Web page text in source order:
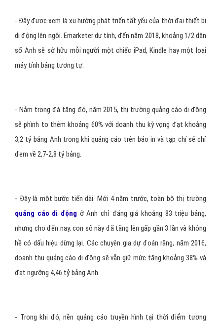
- Đây được xem là xu hướng phát triển tất yếu của thời đại thiết bị
di động lên ngôi. Emarketer dự tính, đến năm 2018, khoảng 1/2 dân
số Anh sẽ sở hữu mỗi người một chiếc iPad, Kindle hay một loại
máy tính bảng tương tự.
- Nằm trong đà tăng đó, năm 2015, thị trường quảng cáo di động
sẽ phình to thêm khoảng 60% với doanh thu kỳ vọng đạt khoảng
3,2 tỷ bảng Anh trong khi quảng cáo trên báo in và tạp chí sẽ chỉ
đem về 2,7-2,8 tỷ bảng.
- Đây là một bước tiến dài. Mới 4 năm trước, toàn bộ thị trường
quảng cáo di động ở Anh chỉ đáng giá khoảng 83 triệu bảng,
nhưng cho đến nay, con số này đã tăng lên gấp gần 3 lần và không
hề có dấu hiệu dừng lại. Các chuyên gia dự đoán rằng, năm 2016,
doanh thu quảng cáo di động sẽ vẫn giữ mức tăng khoảng 38% và
đạt ngưỡng 4,46 tỷ bảng Anh.
- Trong khi đó, nền quảng cáo truyền hình tại thời điểm tương